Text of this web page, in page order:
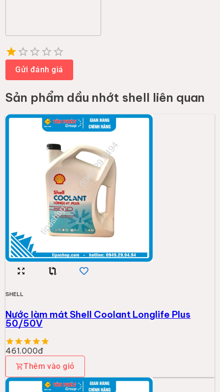
1 Star
2 Stars
3 Stars
4 Stars
5 Stars
Gửi đánh giá
Sản phẩm dầu nhớt shell liên quan
SHELL
Nước làm mát Shell Coolant Longlife Plus
50/50V
461.000đ
Thêm vào giỏ